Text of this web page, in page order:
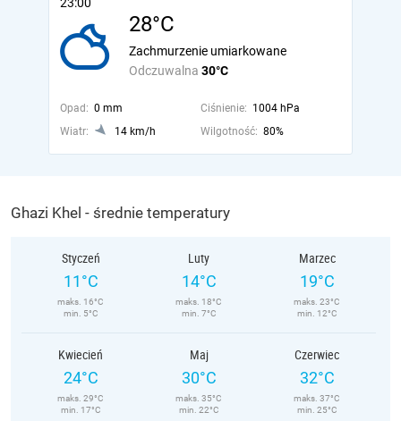
28°C
Odczuwalna 30°C
Zachmurzenie umiarkowane
Opad: 0 mm Ciśnienie: 1004 hPa
Wiatr:
14 km/h Wilgotność: 80%
Ghazi Khel - średnie temperatury
Styczeń
11°C
maks. 16°C
min. 5°C
Luty
14°C
maks. 18°C
min. 7°C
Marzec
19°C
maks. 23°C
min. 12°C
Kwiecień
24°C
maks. 29°C
min. 17°C
Maj
30°C
maks. 35°C
min. 22°C
Czerwiec
32°C
maks. 37°C
min. 25°C